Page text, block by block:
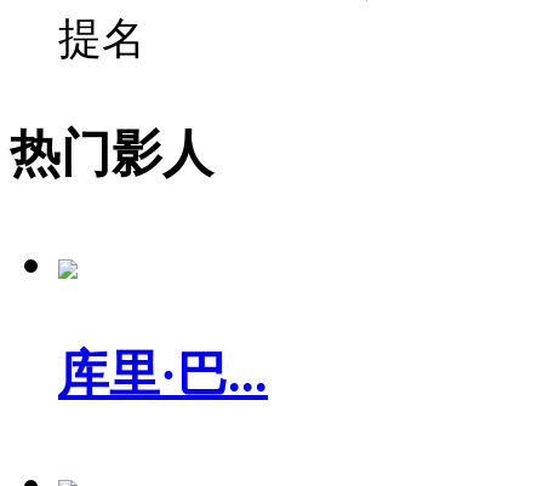
提名
热门影人
库里·巴...